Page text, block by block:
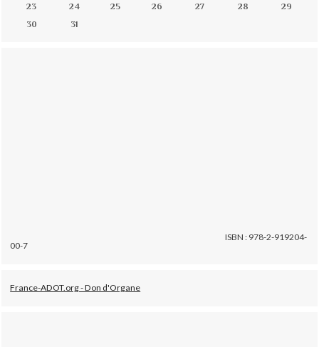
23
24 25 26 27 28
29
30
31
ISBN : 978-2-919204-
00-7
France-ADOT.org - Don d'Organe